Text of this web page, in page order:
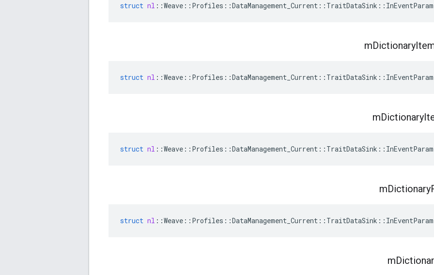
struct nl ::Weave :: Profiles ::DataManagement_Current :: TraitDataSink :: InEventParam
mDictionary
struct nl ::Weave :: Profiles ::DataManagement_Current :: TraitDataSink :: InEventParam
mDictionary
struct nl ::Weave :: Profiles ::DataManagement_Current :: TraitDataSink :: InEventParam
mDictionary
struct nl ::Weave :: Profiles ::DataManagement_Current :: TraitDataSink :: InEventParam
m